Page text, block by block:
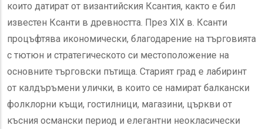
които датират от византийския Ксантия, както е бил
известен Ксанти в древността. През XIX в. Ксанти
процъфтява икономически, благодарение на търговията
с тютюн и стратегическото си местоположение на
основните търговски пътища. Старият град е лабиринт
от калдъръмени улички, в които се намират балкански
фолклорни къщи, гостилници, магазини, църкви от
късния османски период и елегантни неокласически